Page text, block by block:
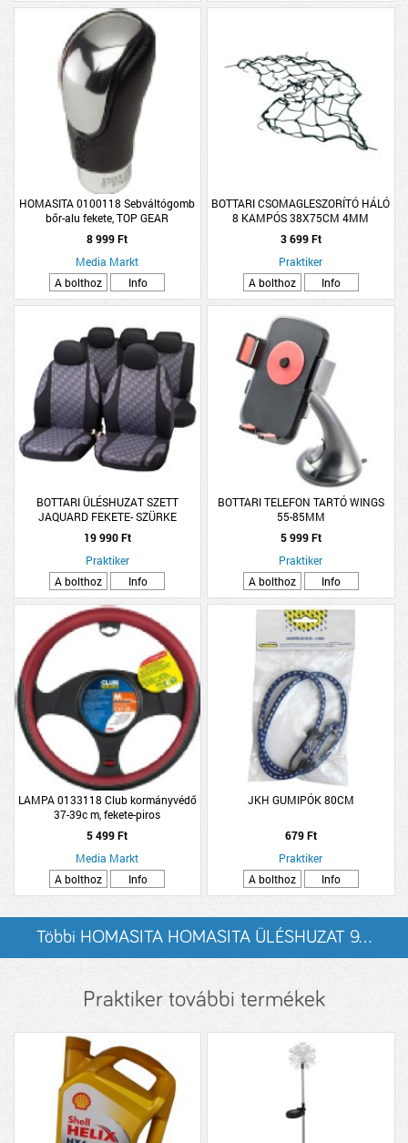
HOMASITA 0100118 Sebváltógomb
bőr-alu fekete, TOP GEAR
8 999 Ft
Media Markt
A bolthoz
Info
BOTTARI CSOMAGLESZORÍTÓ HÁLÓ
8 KAMPÓS 38X75CM 4MM
3 699 Ft
Praktiker
A bolthoz
Info
BOTTARI ÜLÉSHUZAT SZETT
JAQUARD FEKETE- SZÜRKE
19 990 Ft
Praktiker
A bolthoz
Info
BOTTARI TELEFON TARTÓ WINGS
55-85MM
5 999 Ft
Praktiker
A bolthoz
Info
LAMPA 0133118 Club kormányvédő
37-39c m, fekete-piros
5 499 Ft
Media Markt
A bolthoz
Info
JKH GUMIPÓK 80CM
679 Ft
Praktiker
A bolthoz
Info
Többi HOMASITA HOMASITA ÜLÉSHUZAT 9...
Praktiker további termékek